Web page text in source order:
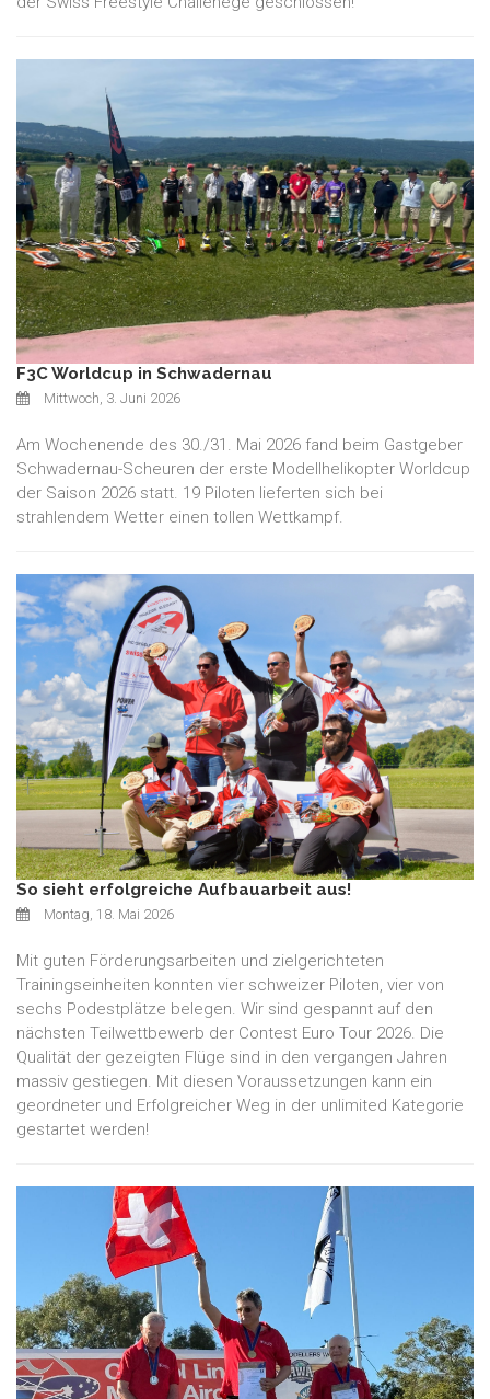
F3C Worldcup in Schwadernau
Mittwoch, 3. Juni 2026
Am Wochenende des 30./31. Mai 2026 fand beim Gastgeber
Schwadernau-Scheuren der erste Modellhelikopter Worldcup
der Saison 2026 statt. 19 Piloten lieferten sich bei
strahlendem Wetter einen tollen Wettkampf.
So sieht erfolgreiche Aufbauarbeit aus!
Montag, 18. Mai 2026
Mit guten Förderungsarbeiten und zielgerichteten
Trainingseinheiten konnten vier schweizer Piloten, vier von
sechs Podestplätze belegen. Wir sind gespannt auf den
nächsten Teilwettbewerb der Contest Euro Tour 2026. Die
Qualität der gezeigten Flüge sind in den vergangen Jahren
massiv gestiegen. Mit diesen Voraussetzungen kann ein
geordneter und Erfolgreicher Weg in der unlimited Kategorie
gestartet werden!